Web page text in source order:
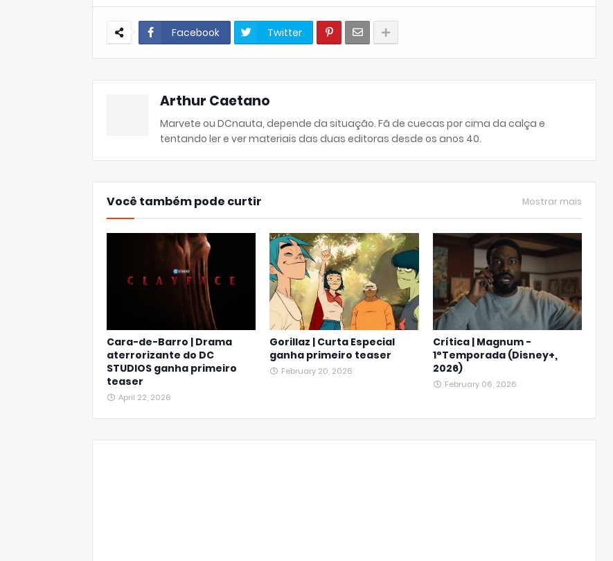
Facebook Twitter
Arthur Caetano
Marvete ou DCnauta, depende da situação. Fã de cuecas por cima da calça e
tentando ler e ver materiais das duas editoras desde os anos 40.
Você também pode curtir Mostrar mais
Cara-de-Barro | Drama
aterrorizante do DC
STUDIOS ganha primeiro
teaser
April 22, 2026
Gorillaz | Curta Especial
ganha primeiro teaser
February 20, 2026
Crítica | Magnum -
1°Temporada (Disney+,
2026)
February 06, 2026